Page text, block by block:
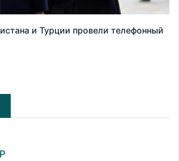
и Турции провели телефонный